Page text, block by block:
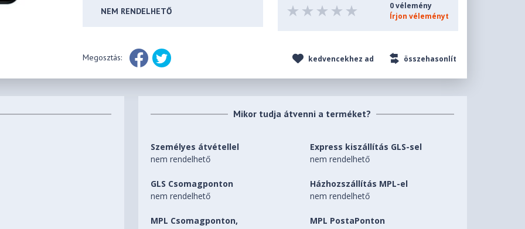
NEM RENDELHETŐ
0 vélemény
Írjon véleményt
Megosztás: kedvencekhez ad összehasonlít
Mikor tudja átvenni a terméket?
Személyes átvétellel
nem rendelhető
Express kiszállítás GLS-sel
nem rendelhető
GLS Csomagponton
nem rendelhető
Házhozszállítás MPL-el
nem rendelhető
MPL Csomagponton,
MPL PostaPonton